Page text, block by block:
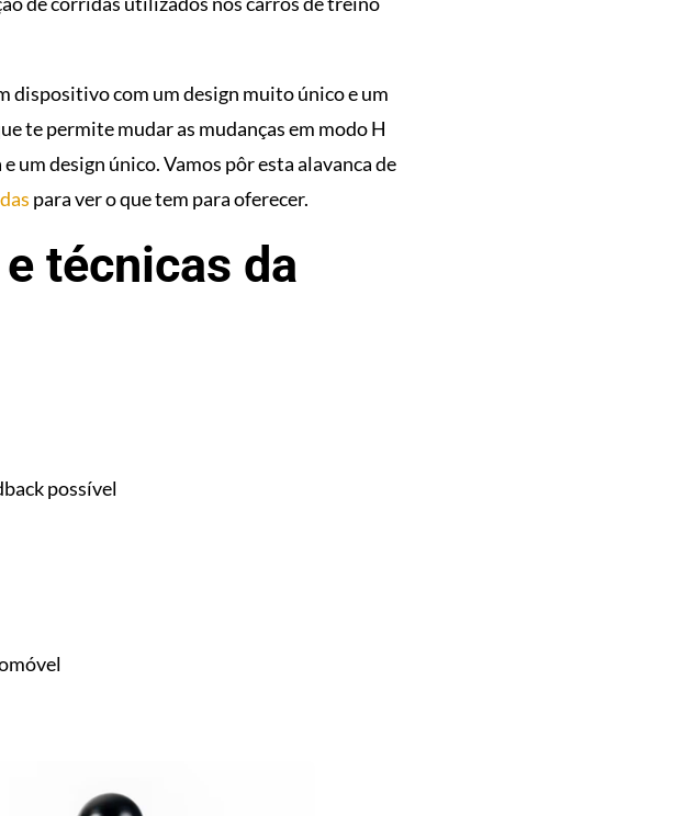
dispositivo com um design muito único e um
te permite mudar as mudanças em modo H
um design único. Vamos pôr esta alavanca de
para ver o que tem para oferecer.
técnicas da
possível